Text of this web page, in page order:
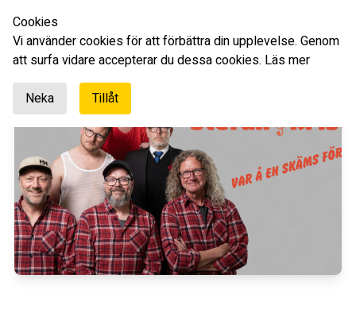
Cookies
Vi använder cookies för att förbättra din upplevelse. Genom
att surfa vidare accepterar du dessa cookies. Läs mer
Neka
Tillåt